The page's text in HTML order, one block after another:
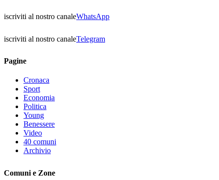
iscriviti al nostro canaleWhatsApp
iscriviti al nostro canaleTelegram
Pagine
Cronaca
Sport
Economia
Politica
Young
Benessere
Video
40 comuni
Archivio
Comuni e Zone